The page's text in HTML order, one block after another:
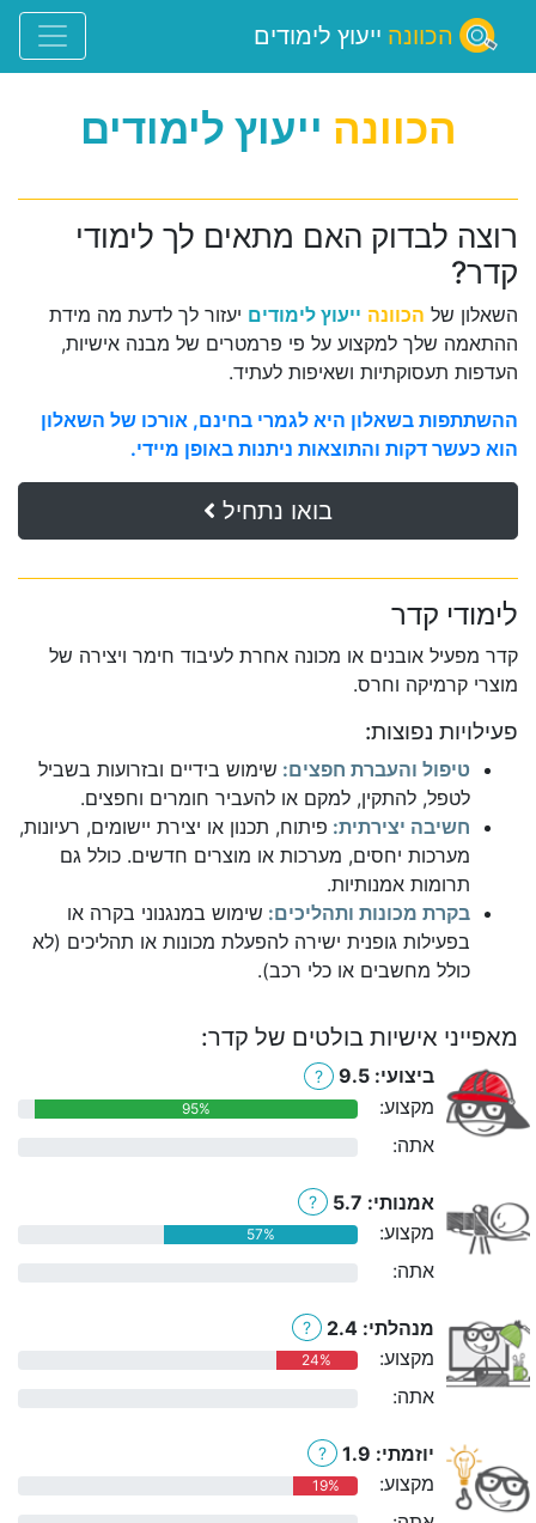
הכוונה ייעוץ לימודים
הכוונה ייעוץ לימודים
רוצה לבדוק האם מתאים לך לימודי
קדר?
השאלון של הכוונה ייעוץ לימודים יעזור לך לדעת מה מידת
ההתאמה שלך למקצוע על פי פרמטרים של מבנה אישיות,
העדפות תעסוקתיות ושאיפות לעתיד.
ההשתתפות בשאלון היא לגמרי בחינם, אורכו של השאלון
הוא כעשר דקות והתוצאות ניתנות באופן מיידי.
בואו נתחיל
לימודי קדר
קדר מפעיל אובנים או מכונה אחרת לעיבוד חימר ויצירה של
מוצרי קרמיקה וחרס.
פעילויות נפוצות:
טיפול והעברת חפצים: שימוש בידיים ובזרועות בשביל
לטפל, להתקין, למקם או להעביר חומרים וחפצים.
חשיבה יצירתית: פיתוח, תכנון או יצירת יישומים, רעיונות,
מערכות יחסים, מערכות או מוצרים חדשים. כולל גם
תרומות אמנותיות.
בקרת מכונות ותהליכים: שימוש במנגנוני בקרה או
בפעילות גופנית ישירה להפעלת מכונות או תהליכים (לא
כולל מחשבים או כלי רכב).
מאפייני אישיות בולטים של קדר:
ביצועי: 9.5 ?
מקצוע: 95%
אתה:
אמנותי: 5.7 ?
מקצוע: 57%
אתה:
מנהלתי: 2.4 ?
מקצוע: 24%
אתה:
יוזמתי: 1.9 ?
מקצוע: 19%